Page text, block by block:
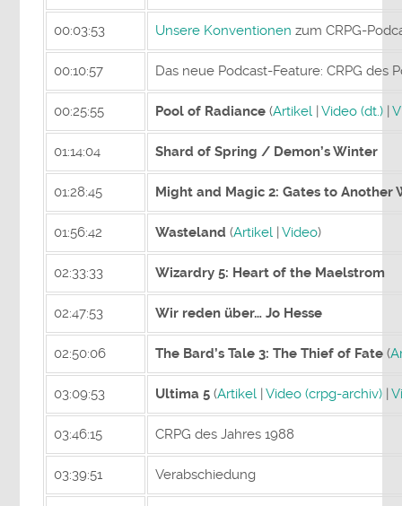
00:03:53 Unsere Konventionen zum CRPG-
00:10:57 Das neue Podcast-Feature: CRPG des
00:25:55 Pool of Radiance(Artikel |Video (dt.) |
01:14:04 Shard of Spring / Demon’s Winter
01:28:45 Might and Magic 2: Gates to Another
01:56:42 Wasteland(Artikel |Video)
02:33:33 Wizardry 5: Heart of the Maelstrom
02:47:53 Wir reden über… Jo Hesse
02:50:06 The Bard’s Tale 3: The Thief of Fate(
03:09:53 Ultima 5(Artikel |Video (crpg-archiv) |
03:46:15 CRPG des Jahres 1988
03:39:51 Verabschiedung